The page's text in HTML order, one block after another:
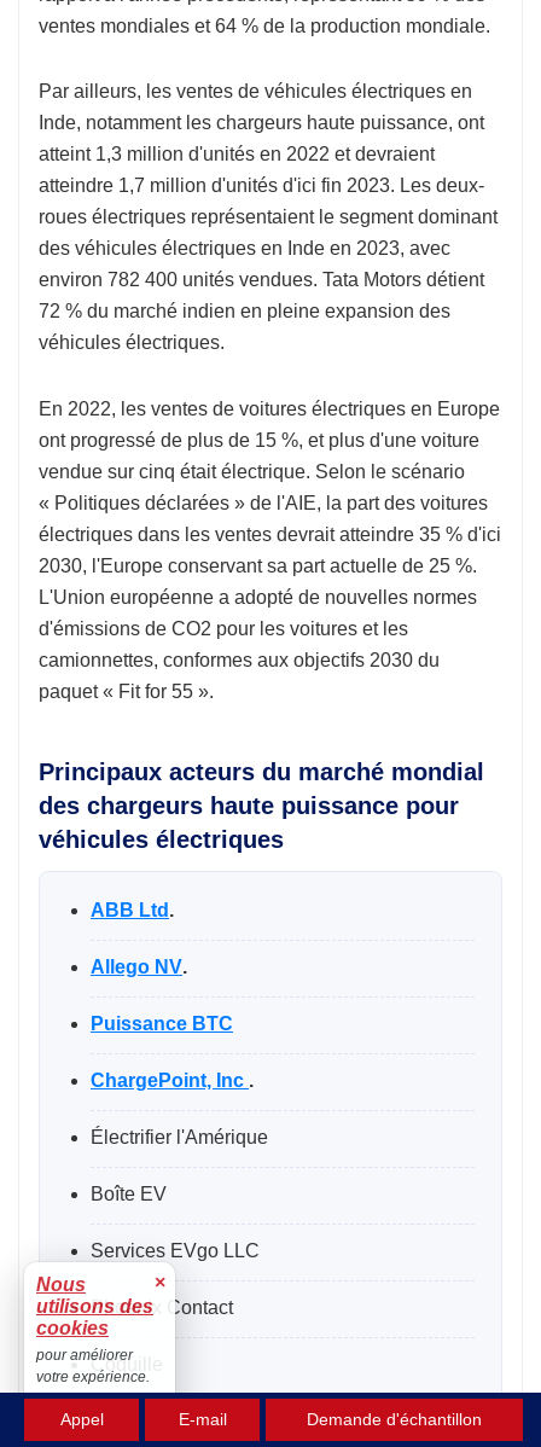
ventes mondiales et 64 % de la production mondiale.
Par ailleurs, les ventes de véhicules électriques en
Inde, notamment les chargeurs haute puissance, ont
atteint 1,3 million d'unités en 2022 et devraient
atteindre 1,7 million d'unités d'ici fin 2023. Les deux-
roues électriques représentaient le segment dominant
des véhicules électriques en Inde en 2023, avec
environ 782 400 unités vendues. Tata Motors détient
72 % du marché indien en pleine expansion des
véhicules électriques.
En 2022, les ventes de voitures électriques en Europe
ont progressé de plus de 15 %, et plus d'une voiture
vendue sur cinq était électrique. Selon le scénario
« Politiques déclarées » de l'AIE, la part des voitures
électriques dans les ventes devrait atteindre 35 % d'ici
2030, l'Europe conservant sa part actuelle de 25 %.
L'Union européenne a adopté de nouvelles normes
d'émissions de CO2 pour les voitures et les
camionnettes, conformes aux objectifs 2030 du
paquet « Fit for 55 ».
Principaux acteurs du marché mondial
des chargeurs haute puissance pour
véhicules électriques
ABB Ltd .
Allego NV.
Puissance BTC
ChargePoint, Inc .
Électrifier l'Amérique
Boîte EV
Services EVgo LLC
Phoenix Contact
Coquille
Siemens
Appel E-mail Demande d'échantillon
Nous
utilisons des
cookies
×
pour améliorer
votre expérience.